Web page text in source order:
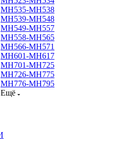
МН535-МН538
МН539-МН548
МН549-МН557
МН558-МН565
МН566-МН571
МН601-МН617
МН701-МН725
МН726-МН775
МН776-МН795
Ещё